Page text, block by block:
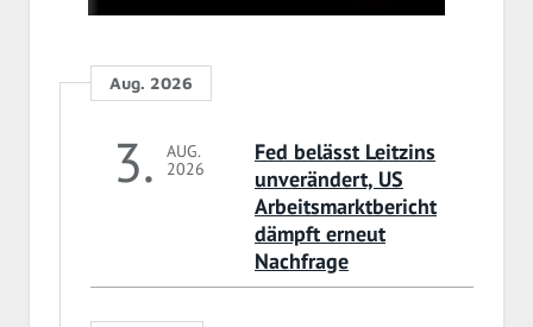
Aug. 2026
3. AUG.
2026
Fed belässt Leitzins
unverändert, US
Arbeitsmarktbericht
dämpft erneut
Nachfrage